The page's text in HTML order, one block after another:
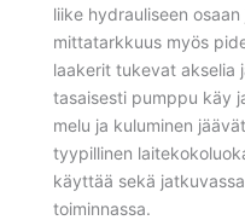
liike hydrauliseen
mittatarkkuus myös
laakerit tukevat akselia
tasaisesti pumppu käy
melu ja kuluminen
tyypillinen
käyttää sekä
toiminnassa.